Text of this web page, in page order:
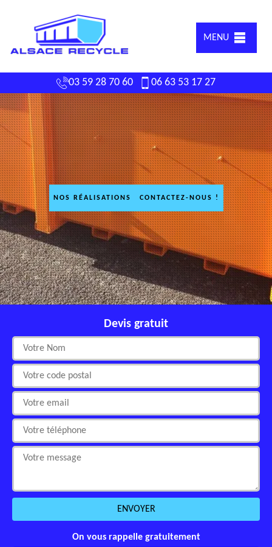
MENU
03 59 28 70 60 06 63 53 17 27
NOS RÉALISATIONS CONTACTEZ-NOUS !
Devis gratuit
On vous rappelle gratuitement